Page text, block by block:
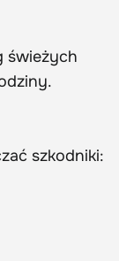
świeżych
szkodniki: